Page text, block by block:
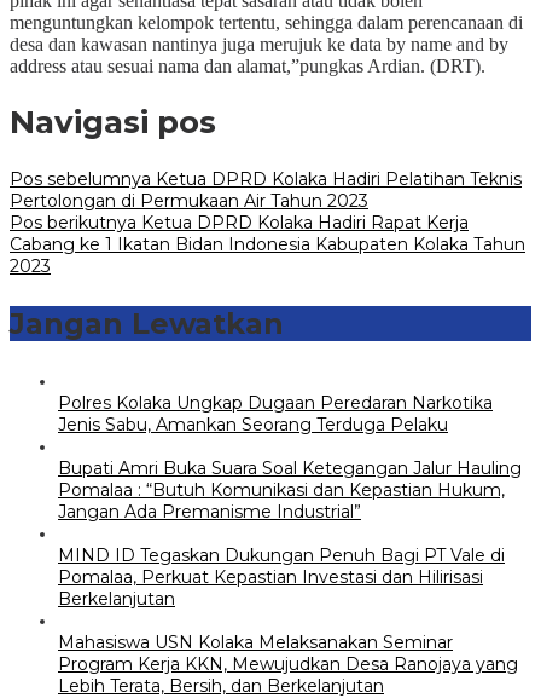
menguntungkan kelompok tertentu, sehingga dalam perencanaan di
desa dan kawasan nantinya juga merujuk ke data by name and by
address atau sesuai nama dan alamat,”pungkas Ardian. (DRT).
Navigasi pos
Pos sebelumnya Ketua DPRD Kolaka Hadiri Pelatihan Teknis
Pertolongan di Permukaan Air Tahun 2023
Pos berikutnya Ketua DPRD Kolaka Hadiri Rapat Kerja
Cabang ke 1 Ikatan Bidan Indonesia Kabupaten Kolaka Tahun
2023
Jangan Lewatkan
Polres Kolaka Ungkap Dugaan Peredaran Narkotika
Jenis Sabu, Amankan Seorang Terduga Pelaku
Bupati Amri Buka Suara Soal Ketegangan Jalur Hauling
Pomalaa : “Butuh Komunikasi dan Kepastian Hukum,
Jangan Ada Premanisme Industrial”
MIND ID Tegaskan Dukungan Penuh Bagi PT Vale di
Pomalaa, Perkuat Kepastian Investasi dan Hilirisasi
Berkelanjutan
Mahasiswa USN Kolaka Melaksanakan Seminar
Program Kerja KKN, Mewujudkan Desa Ranojaya yang
Lebih Terata, Bersih, dan Berkelanjutan